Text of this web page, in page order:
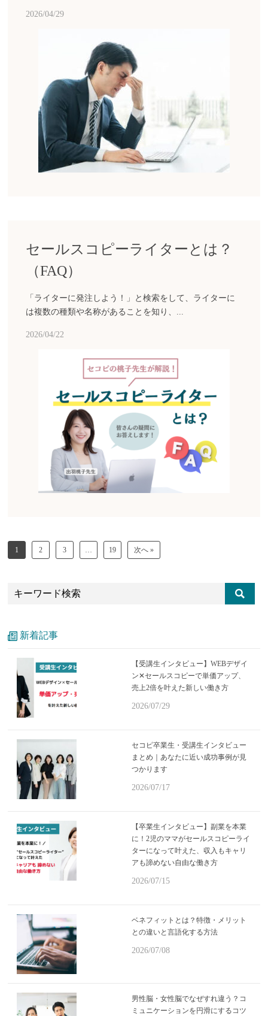
2026/04/29
セールスコピーライターとは？
（FAQ）
「ライターに発注しよう！」と検索をして、ライターに
は複数の種類や名称があることを知り、...
2026/04/22
1 2 3 19 次へ »
新着記事
【受講生インタビュー】WEBデザイ
ン✕セールスコピーで単価アップ、
売上2倍を叶えた新しい働き方
2026/07/29
セコピ卒業生・受講生インタビュー
まとめ｜あなたに近い成功事例が見
つかります
2026/07/17
【卒業生インタビュー】副業を本業
に！2児のママがセールスコピーライ
ターになって叶えた、収入もキャリ
アも諦めない自由な働き方
2026/07/15
ベネフィットとは？特徴・メリット
との違いと言語化する方法
2026/07/08
男性脳・女性脳でなぜすれ違う？コ
ミュニケーションを円滑にするコツ